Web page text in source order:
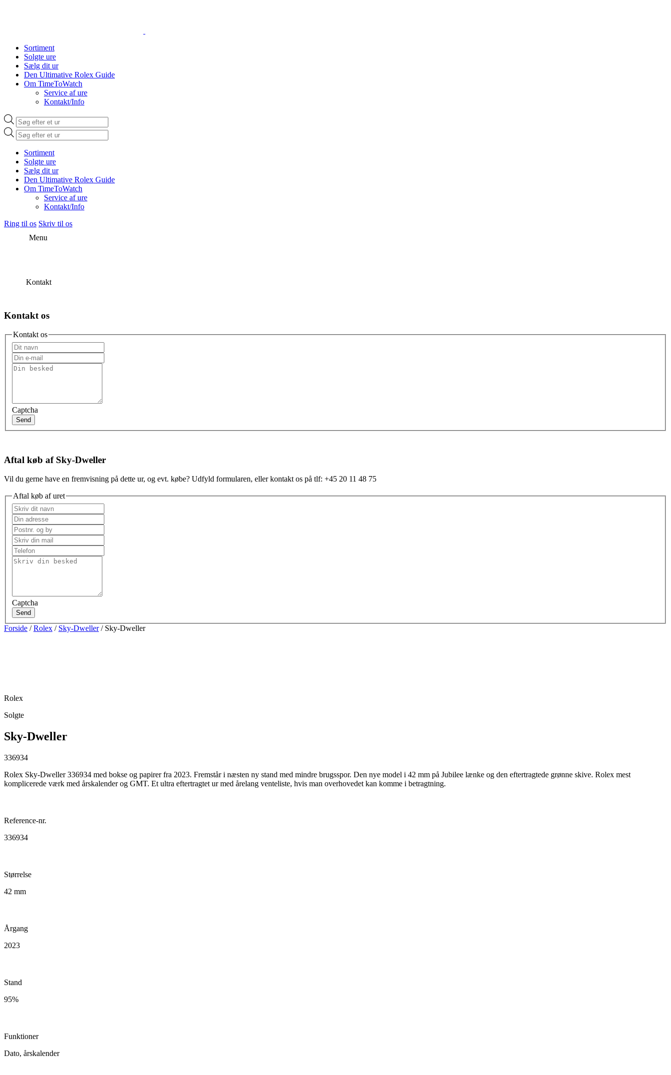
Sortiment
Solgte ure
Sælg dit ur
Den Ultimative Rolex Guide
Om TimeToWatch
Service af ure
Kontakt/Info
Products
search
Products
search
Sortiment
Solgte ure
Sælg dit ur
Den Ultimative Rolex Guide
Om TimeToWatch
Service af ure
Kontakt/Info
Ring til os Skriv til os
Menu
Kontakt
Kontakt os
Kontakt os
Captcha
Send
Aftal køb af Sky-Dweller
Vil du gerne have en fremvisning på dette ur, og evt. købe? Udfyld formularen, eller kontakt os på tlf: +45 20 11 48 75
Aftal køb af uret
Captcha
Send
Forside /Rolex / Sky-Dweller/ Sky-Dweller
Rolex
Solgte
Sky-Dweller
336934
Rolex Sky-Dweller 336934 med bokse og papirer fra 2023. Fremstår i næsten ny stand med mindre brugsspor. Den nye model i 42 mm på Jubilee lænke og den eftertragtede grønne skive. Rolex mest
komplicerede værk med årskalender og GMT. Et ultra eftertragtet ur med årelang venteliste, hvis man overhovedet kan komme i betragtning.
Reference-nr.
336934
Størrelse
42 mm
Årgang
2023
Stand
95%
Funktioner
Dato, årskalender